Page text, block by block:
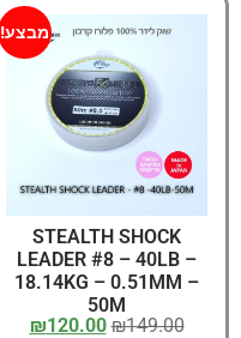
מבצע!
STEALTH SHOCK
LEADER #8 – 40LB –
18.14KG – 0.51MM –
50M
₪149.00
₪120.00